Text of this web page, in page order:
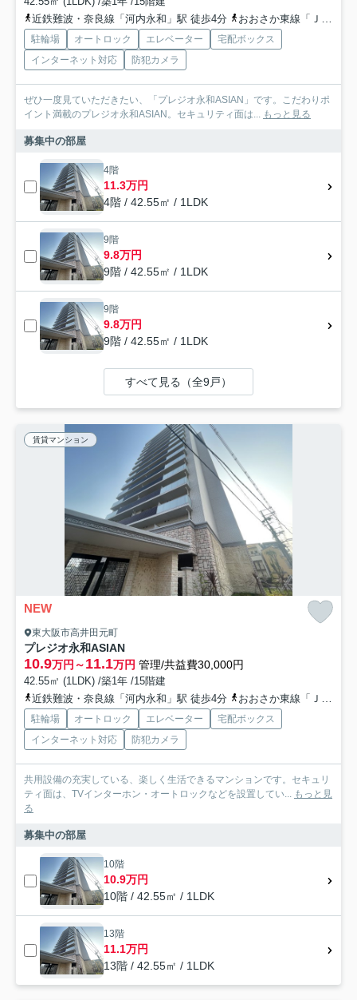
近鉄難波・奈良線「河内永和」駅 徒歩4分
おおさか東線「ＪＲ河内永和」駅 徒歩4分
駐輪場 オートロック エレベーター
宅配ボックス
インターネット対応
防犯カメラ
ぜひ一度見ていただきたい、「プレジオ永和ASIAN」です。こだわりポ
イント満載のプレジオ永和ASIAN。セキュリティ面は... もっと見る
募集中の部屋
4階
11.3万円
4階 / 42.55㎡ / 1LDK
9階
9.8万円
9階 / 42.55㎡ / 1LDK
9階
9.8万円
9階 / 42.55㎡ / 1LDK
すべて見る（全9戸）
賃貸マンション
NEW
東大阪市高井田元町
プレジオ永和ASIAN
10.9万円～11.1万円 管理/共益費30,000円
42.55㎡ (1LDK) /築1年 /15階建
近鉄難波・奈良線「河内永和」駅 徒歩4分
おおさか東線「ＪＲ河内永和」駅 徒歩4分
駐輪場 オートロック エレベーター
宅配ボックス
インターネット対応
防犯カメラ
共用設備の充実している、楽しく生活できるマンションです。セキュリ
ティ面は、TVインターホン・オートロックなどを設置してい... もっと見
る
募集中の部屋
10階
10.9万円
10階 / 42.55㎡ / 1LDK
13階
11.1万円
13階 / 42.55㎡ / 1LDK